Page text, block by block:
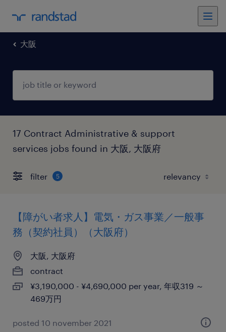
大阪
17 Contract Administrative & support
services jobs found in 大阪, 大阪府
filter 5
【障がい者求人】電気・ガス事業／一般事
務（契約社員）（大阪府）
大阪, 大阪府
contract
¥3,190,000 - ¥4,690,000 per year, 年収319 ～
469万円
posted 10 november 2021